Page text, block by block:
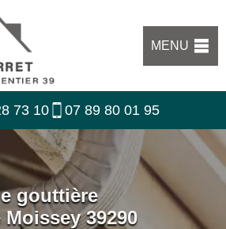
MENU
73 10 07 89 80 01 95
gouttière
39290